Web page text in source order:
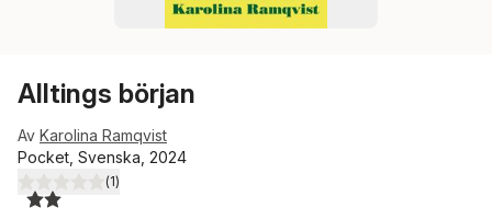
Alltings början
Av Karolina Ramqvist
Pocket, Svenska, 2024
2,0utav 5 stjärnor. Totalt antal röster:
(1)